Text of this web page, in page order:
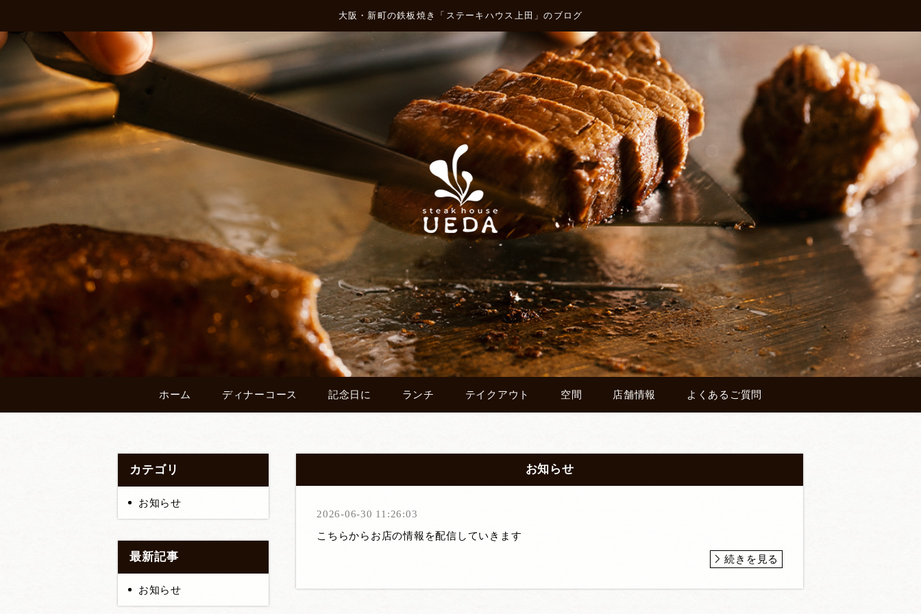
大阪・新町の鉄板焼き「ステーキハウス上田」のブログ
ホーム ディナーコース 記念日に ランチ テイクアウト 空間 店舗情報 よくあるご質問
カテゴリ
お知らせ
最新記事
お知らせ
お知らせ
2026-06-30 11:26:03
こちらからお店の情報を配信していきます
続きを見る